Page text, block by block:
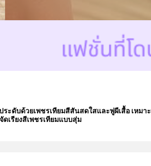
ดับด้วยเพชรเทียมสีสันสดใสและพู่ผีเสื้อ เหมาะ
เรียงสีเพชรเทียมแบบสุ่ม